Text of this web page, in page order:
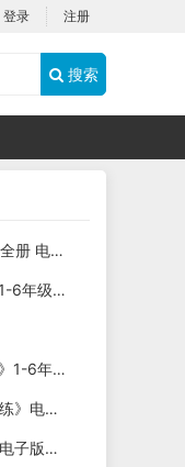
登录 注册
搜索
薛金星《小学教材全解》1-6年级全册 电子版下载
2026版小学《教材帮整书课件》1-6年级上册（语文）（人教版）电子版下载
2026春《阳光同学课时优化作业》1-6年级下册PDF电子版下载
2024秋+2025春《实验班提优训练》电子版下载打印
2020-2024秋《53天天练》PDF电子版下载